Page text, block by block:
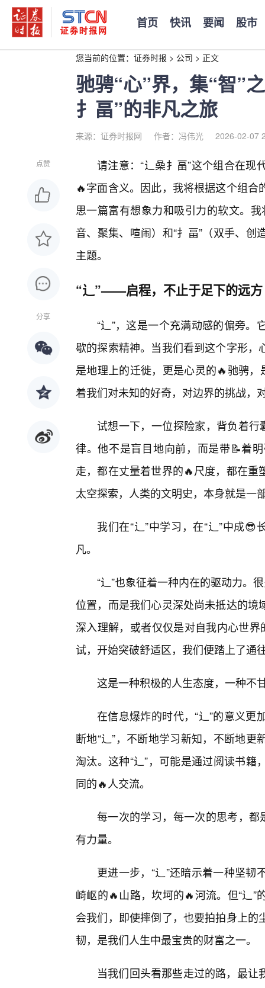
首页 快讯 要闻 股市
您当前的位置： 证券时报 > 公司 > 正文
驰骋“心”界，集“智”
扌畐”的非凡之旅
来源：证券时报网 作者：冯伟光 2026-02-07
点赞
分享
请注意：“辶喿扌畐”这个组合在
🔥字面含义。因此，我将根据这个组
思一篇富有想象力和吸引力的软文。我
音、聚集、喧闹）和“扌畐”（双手、
主题。
“辶”——启程，不止于足下的远方
“辶”，这是一个充满动感的偏旁
歇的探索精神。当我们看到这个字形
是地理上的迁徙，更是心灵的🔥驰骋
着我们对未知的好奇，对边界的挑战，
试想一下，一位探险家，背负着行
律。他不是盲目地向前，而是带📝着
走，都在丈量着世界的🔥尺度，都在
太空探索，人类的文明史，本身就是一
我们在“辶”中学习，在“辶”中成
凡。
“辶”也象征着一种内在的驱动力。
位置，而是我们心灵深处尚未抵达的
深入理解，或者仅仅是对自我内心世
试，开始突破舒适区，我们便踏上了通
这是一种积极的人生态度，一种不
在信息爆炸的时代，“辶”的意义
断地“辶”，不断地学习新知，不断地
淘汰。这种“辶”，可能是通过阅读书
同的🔥人交流。
每一次的学习，每一次的思考，都
有力量。
更进一步，“辶”还暗示着一种坚
崎岖的🔥山路，坎坷的🔥河流。但“辶
会我们，即使摔倒了，也要拍拍身上
韧，是我们人生中最宝贵的财富之一。
当我们回头看那些走过的路，最